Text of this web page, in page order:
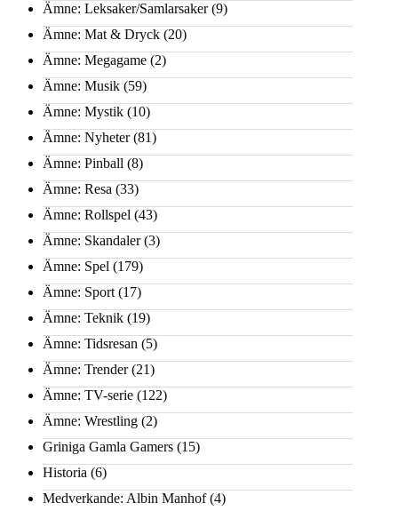
Ämne: Leksaker/Samlarsaker(9)
Ämne: Mat & Dryck (20)
Ämne: Megagame (2)
Ämne: Musik (59)
Ämne: Mystik (10)
Ämne: Nyheter(81)
Ämne: Pinball (8)
Ämne: Resa (33)
Ämne: Rollspel (43)
Ämne: Skandaler(3)
Ämne: Spel (179)
Ämne: Sport (17)
Ämne: Teknik (19)
Ämne: Tidsresan (5)
Ämne: Trender(21)
Ämne: TV-serie (122)
Ämne: Wrestling (2)
Griniga Gamla Gamers (15)
Historia (6)
Medverkande: Albin Manhof(4)